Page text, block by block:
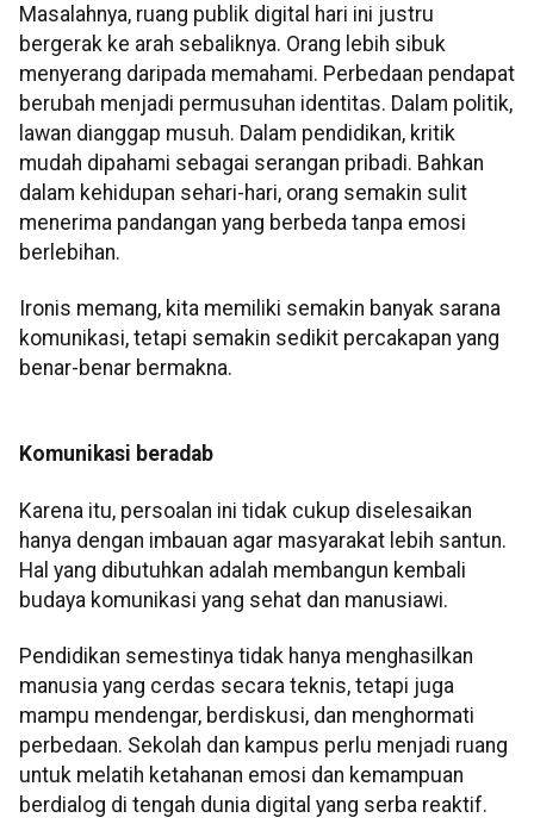
Masalahnya, ruang publik digital hari ini justru
bergerak ke arah sebaliknya. Orang lebih sibuk
menyerang daripada memahami. Perbedaan pendapat
berubah menjadi permusuhan identitas. Dalam politik,
lawan dianggap musuh. Dalam pendidikan, kritik
mudah dipahami sebagai serangan pribadi. Bahkan
dalam kehidupan sehari-hari, orang semakin sulit
menerima pandangan yang berbeda tanpa emosi
berlebihan.
Ironis memang, kita memiliki semakin banyak sarana
komunikasi, tetapi semakin sedikit percakapan yang
benar-benar bermakna.
Komunikasi beradab
Karena itu, persoalan ini tidak cukup diselesaikan
hanya dengan imbauan agar masyarakat lebih santun.
Hal yang dibutuhkan adalah membangun kembali
budaya komunikasi yang sehat dan manusiawi.
Pendidikan semestinya tidak hanya menghasilkan
manusia yang cerdas secara teknis, tetapi juga
mampu mendengar, berdiskusi, dan menghormati
perbedaan. Sekolah dan kampus perlu menjadi ruang
untuk melatih ketahanan emosi dan kemampuan
berdialog di tengah dunia digital yang serba reaktif.